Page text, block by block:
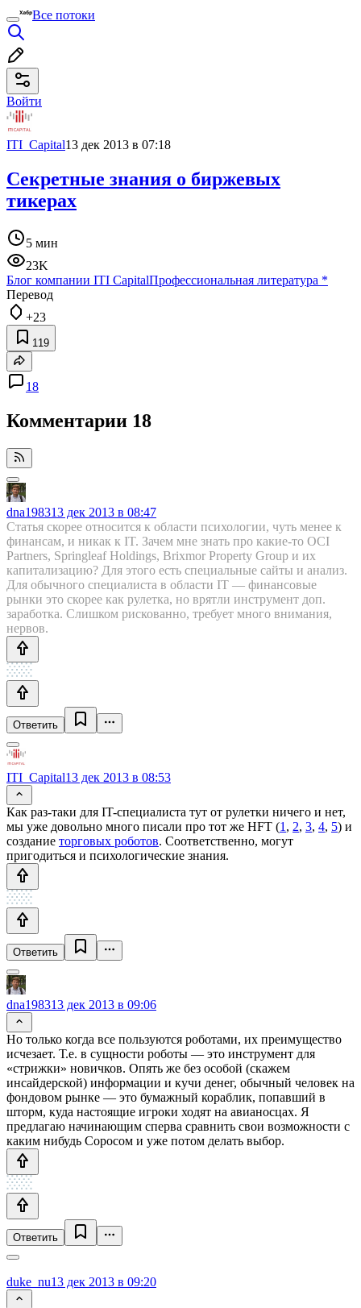
Все потоки
Войти
ITI_Capital13 дек 2013 в 07:18
Секретные знания о биржевых
тикерах
5 мин
23K
Блог компании ITI CapitalПрофессиональная литература *
Перевод
+23
119
18
Комментарии 18
dna198313 дек 2013 в 08:47
Статья скорее относится к области психологии, чуть менее к
финансам, и никак к IT. Зачем мне знать про какие-то OCI
Partners, Springleaf Holdings, Brixmor Property Group и их
капитализацию? Для этого есть специальные сайты и анализ.
Для обычного специалиста в области IT — финансовые
рынки это скорее как рулетка, но врятли инструмент доп.
заработка. Слишком рискованно, требует много внимания,
нервов.
Ответить
ITI_Capital13 дек 2013 в 08:53
Как раз-таки для IT-специалиста тут от рулетки ничего и нет,
мы уже довольно много писали про тот же HFT (1 , 2, 3, 4, 5) и
создание торговых роботов. Соответственно, могут
пригодиться и психологические знания.
Ответить
dna198313 дек 2013 в 09:06
Но только когда все пользуются роботами, их преимущество
исчезает. Т.е. в сущности роботы — это инструмент для
«стрижки» новичков. Опять же без особой (скажем
инсайдерской) информации и кучи денег, обычный человек на
фондовом рынке — это бумажный кораблик, попавший в
шторм, куда настоящие игроки ходят на авианосцах. Я
предлагаю начинающим сперва сравнить свои возможности с
каким нибудь Соросом и уже потом делать выбор.
Ответить
duke_nu13 дек 2013 в 09:20